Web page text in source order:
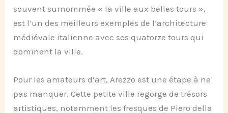
souvent surnommée « la ville aux belles tours »,
est l’un des meilleurs exemples de l’architecture
médiévale italienne avec ses quatorze tours qui
dominent la ville.
Pour les amateurs d’art, Arezzo est une étape à ne
pas manquer. Cette petite ville regorge de trésors
artistiques, notamment les fresques de Piero della